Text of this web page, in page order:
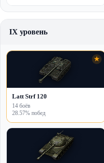
IX уровень
★
Latt Strf 120
14 боёв
28.57% побед